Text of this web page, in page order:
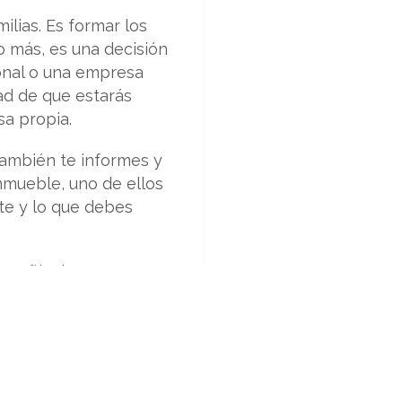
Es formar los
es una decisión
o una empresa
de que estarás
propia.
te informes y
uno de ellos
y lo que debes
de tu asesor